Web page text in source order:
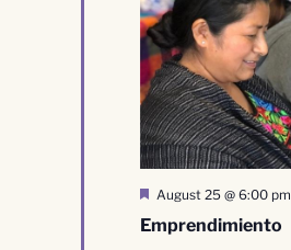
Emprendimiento
Destacado
August 25 @ 6:00 pm